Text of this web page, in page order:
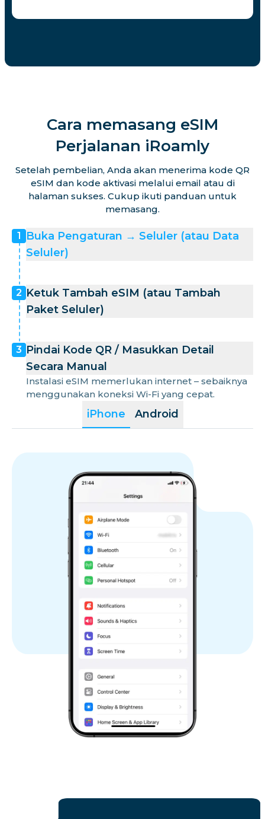
Cara memasang eSIM
Perjalanan iRoamly
Setelah pembelian, Anda akan menerima kode QR
eSIM dan kode aktivasi melalui email atau di
halaman sukses. Cukup ikuti panduan untuk
memasang.
iPhone Android
1
Buka Pengaturan → Seluler (atau Data
Seluler)
2 Ketuk Tambah eSIM (atau Tambah
Paket Seluler)
3 Pindai Kode QR / Masukkan Detail
Secara Manual
Instalasi eSIM memerlukan internet – sebaiknya
menggunakan koneksi Wi-Fi yang cepat.